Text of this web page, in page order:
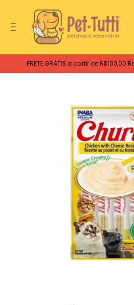
FRETE GRÁTIS a partir de R$100,00